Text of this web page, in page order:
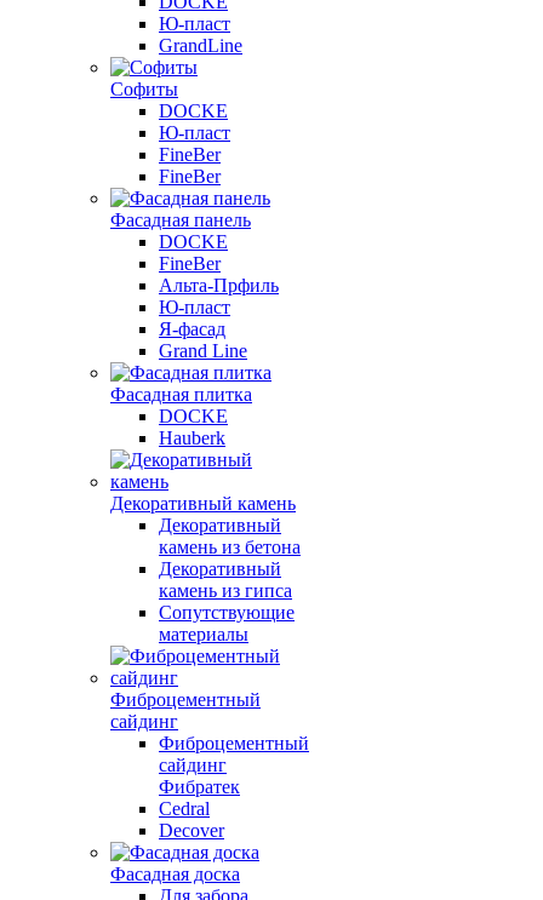
Ю-пласт
GrandLine
Софиты
DOCKE
Ю-пласт
FineBer
FineBer
Фасадная панель
DOCKE
FineBer
Альта-Прфиль
Ю-пласт
Я-фасад
Grand Line
Фасадная плитка
DOCKE
Hauberk
Декоративный камень
Декоративный
камень из бетона
Декоративный
камень из гипса
Сопутствующие
материалы
Фиброцементный
сайдинг
Фиброцементный
сайдинг
Фибратек
Cedral
Decover
Фасадная доска
Для забора